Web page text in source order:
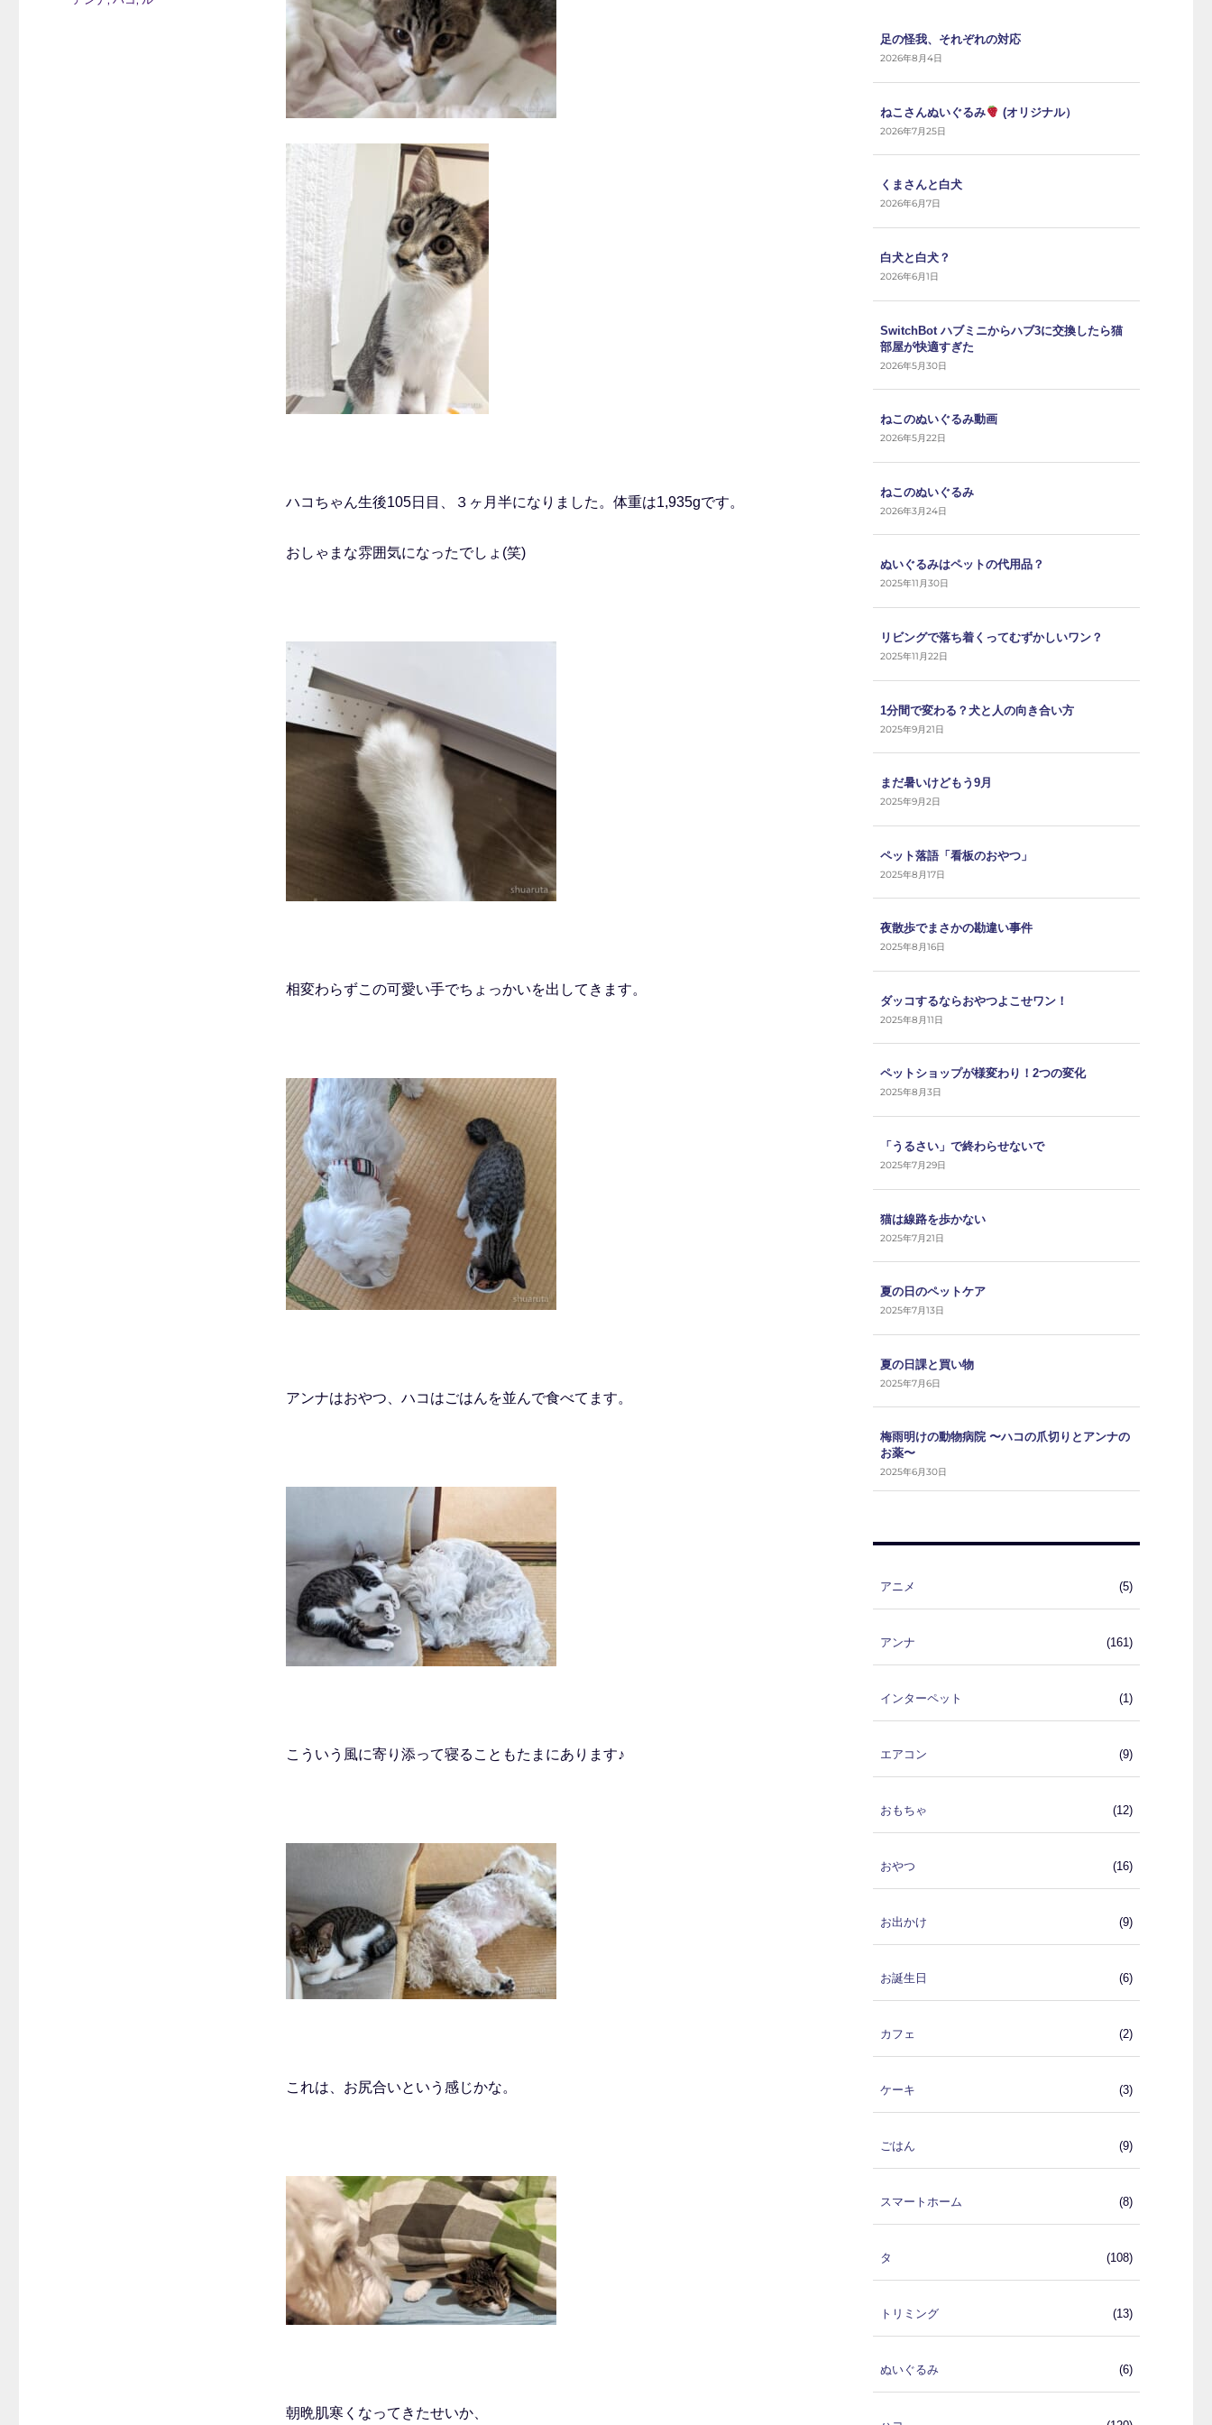
ハコちゃん生後105日目、３ヶ月半になりました。体重は1,935gです。
おしゃまな雰囲気になったでしょ(笑)
相変わらずこの可愛い手でちょっかいを出してきます。
アンナはおやつ、ハコはごはんを並んで食べてます。
こういう風に寄り添って寝ることもたまにあります♪
これは、お尻合いという感じかな。
朝晩肌寒くなってきたせいか、
足の怪我、それぞれの対応
2026年8月4日
ねこさんぬいぐるみ (オリジナル）
2026年7月25日
くまさんと白犬
2026年6月7日
白犬と白犬？
2026年6月1日
SwitchBot ハブミニからハブ3に交換したら猫
部屋が快適すぎた
2026年5月30日
ねこのぬいぐるみ動画
2026年5月22日
ねこのぬいぐるみ
2026年3月24日
ぬいぐるみはペットの代用品？
2025年11月30日
リビングで落ち着くってむずかしいワン？
2025年11月22日
1分間で変わる？犬と人の向き合い方
2025年9月21日
まだ暑いけどもう9月
2025年9月2日
ペット落語「看板のおやつ」
2025年8月17日
夜散歩でまさかの勘違い事件
2025年8月16日
ダッコするならおやつよこせワン！
2025年8月11日
ペットショップが様変わり！2つの変化
2025年8月3日
「うるさい」で終わらせないで
2025年7月29日
猫は線路を歩かない
2025年7月21日
夏の日のペットケア
2025年7月13日
夏の日課と買い物
2025年7月6日
梅雨明けの動物病院 〜ハコの爪切りとアンナの
お薬〜
2025年6月30日
アニメ (5)
アンナ (161)
インターペット (1)
エアコン (9)
おもちゃ (12)
おやつ (16)
お出かけ (9)
お誕生日 (6)
カフェ (2)
ケーキ (3)
ごはん (9)
スマートホーム (8)
タ (108)
トリミング (13)
ぬいぐるみ (6)